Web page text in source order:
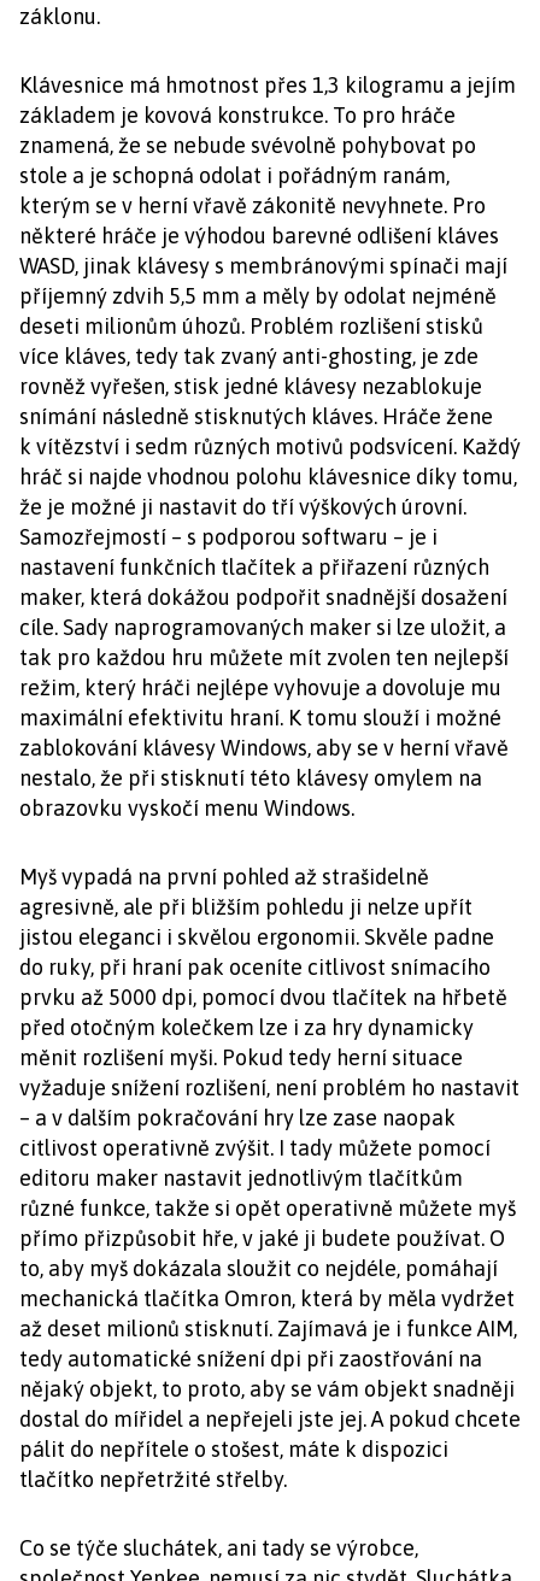
záklonu.
Klávesnice má hmotnost přes 1,3 kilogramu a jejím
základem je kovová konstrukce. To pro hráče
znamená, že se nebude svévolně pohybovat po
stole a je schopná odolat i pořádným ranám,
kterým se v herní vřavě zákonitě nevyhnete. Pro
některé hráče je výhodou barevné odlišení kláves
WASD, jinak klávesy s membránovými spínači mají
příjemný zdvih 5,5 mm a měly by odolat nejméně
deseti milionům úhozů. Problém rozlišení stisků
více kláves, tedy tak zvaný anti-ghosting, je zde
rovněž vyřešen, stisk jedné klávesy nezablokuje
snímání následně stisknutých kláves. Hráče žene
k vítězství i sedm různých motivů podsvícení. Každý
hráč si najde vhodnou polohu klávesnice díky tomu,
že je možné ji nastavit do tří výškových úrovní.
Samozřejmostí – s podporou softwaru – je i
nastavení funkčních tlačítek a přiřazení různých
maker, která dokážou podpořit snadnější dosažení
cíle. Sady naprogramovaných maker si lze uložit, a
tak pro každou hru můžete mít zvolen ten nejlepší
režim, který hráči nejlépe vyhovuje a dovoluje mu
maximální efektivitu hraní. K tomu slouží i možné
zablokování klávesy Windows, aby se v herní vřavě
nestalo, že při stisknutí této klávesy omylem na
obrazovku vyskočí menu Windows.
Myš vypadá na první pohled až strašidelně
agresivně, ale při bližším pohledu ji nelze upřít
jistou eleganci i skvělou ergonomii. Skvěle padne
do ruky, při hraní pak oceníte citlivost snímacího
prvku až 5000 dpi, pomocí dvou tlačítek na hřbetě
před otočným kolečkem lze i za hry dynamicky
měnit rozlišení myši. Pokud tedy herní situace
vyžaduje snížení rozlišení, není problém ho nastavit
– a v dalším pokračování hry lze zase naopak
citlivost operativně zvýšit. I tady můžete pomocí
editoru maker nastavit jednotlivým tlačítkům
různé funkce, takže si opět operativně můžete myš
přímo přizpůsobit hře, v jaké ji budete používat. O
to, aby myš dokázala sloužit co nejdéle, pomáhají
mechanická tlačítka Omron, která by měla vydržet
až deset milionů stisknutí. Zajímavá je i funkce AIM,
tedy automatické snížení dpi při zaostřování na
nějaký objekt, to proto, aby se vám objekt snadněji
dostal do mířidel a nepřejeli jste jej. A pokud chcete
pálit do nepřítele o stošest, máte k dispozici
tlačítko nepřetržité střelby.
Co se týče sluchátek, ani tady se výrobce,